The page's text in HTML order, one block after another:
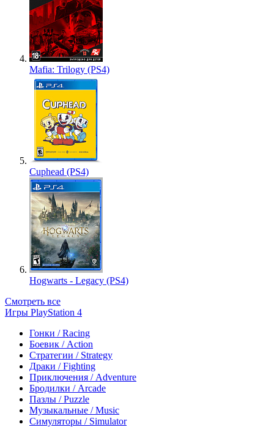
Mafia: Trilogy (PS4)
Cuphead (PS4)
Hogwarts - Legacy (PS4)
Смотреть все
Игры PlayStation 4
Гонки / Racing
Боевик / Action
Стратегии / Strategy
Драки / Fighting
Приключения / Adventure
Бродилки / Arcade
Пазлы / Puzzle
Музыкальные / Music
Симуляторы / Simulator